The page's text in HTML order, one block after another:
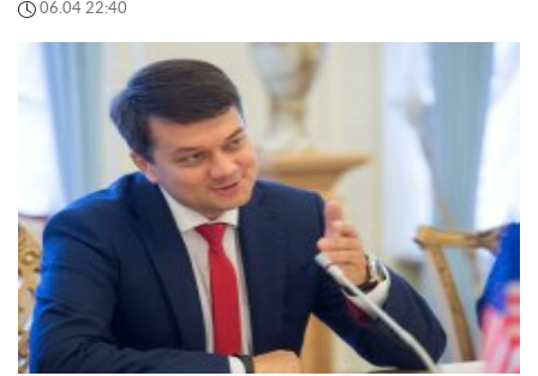
06.04 22:40